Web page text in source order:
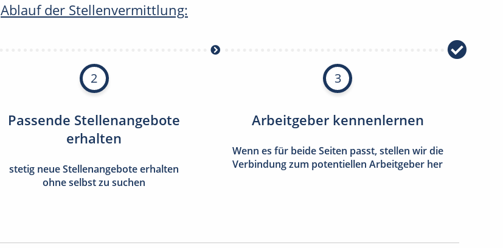
Ablauf der Stellenvermittlung:
2
Passende Stellenangebote
erhalten
stetig neue Stellenangebote erhalten
ohne selbst zu suchen
3
Arbeitgeber kennenlernen
Wenn es für beide Seiten passt, stellen wir die
Verbindung zum potentiellen Arbeitgeber her